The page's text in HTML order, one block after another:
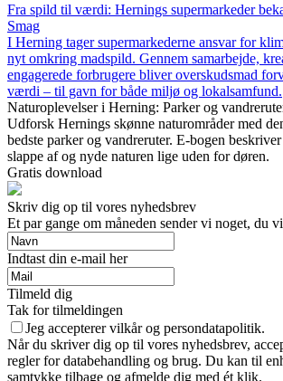
Fra spild til værdi: Hernings supermarkeder
Smag
I Herning tager supermarkederne ansvar for
nyt omkring madspild. Gennem samarbejde,
engagerede forbrugere bliver overskudsmad
værdi – til gavn for både miljø og lokalsamfund.
Naturoplevelser i Herning: Parker og
Udforsk Hernings skønne naturområder med
bedste parker og vandreruter. E-bogen beskriver
slappe af og nyde naturen lige uden for døren.
Gratis download
Skriv dig op til vores nyhedsbrev
Et par gange om måneden sender vi noget, du
Indtast din e-mail her
Tilmeld dig
Tak for tilmeldingen
Jeg accepterer vilkår og persondatapolitik.
Når du skriver dig op til vores nyhedsbrev,
regler for databehandling og brug. Du kan til
samtykke tilbage og afmelde dig med ét klik.